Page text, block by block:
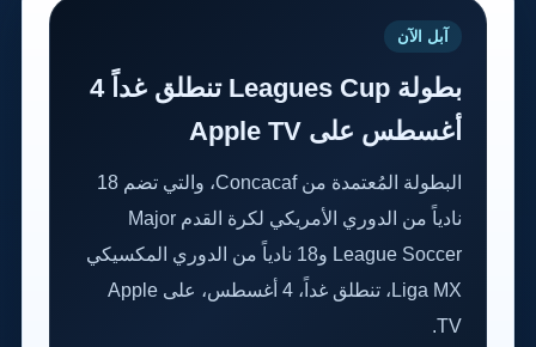
آبل الآن
بطولة Leagues Cup تنطلق غداً 4
أغسطس على Apple TV
البطولة المُعتمدة من Concacaf، والتي تضم 18
نادياً من الدوري الأمريكي لكرة القدم Major
League Soccer و18 نادياً من الدوري المكسيكي
Liga MX، تنطلق غداً، 4 أغسطس، على Apple
TV.